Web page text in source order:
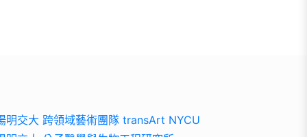
明交大 跨領域藝術團隊 transArt NYCU